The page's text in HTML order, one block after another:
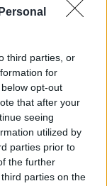
third parties, or
for
opt-out
that after your
seeing
utilized by
parties prior to
the further
parties on the